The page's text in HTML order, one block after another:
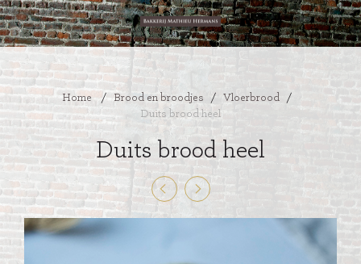
Home / Brood en broodjes / Vloerbrood
/
Duits brood heel
Duits brood heel